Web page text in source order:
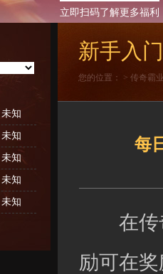
立即扫码了解更多福利
未知
未知
未知
未知
未知
新手入门
您的位置： > 传奇霸
每
在传奇
励可在